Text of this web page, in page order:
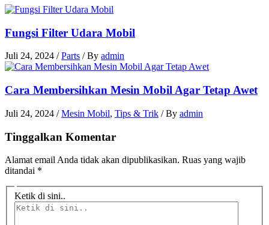
Fungsi Filter Udara Mobil
Juli 24, 2024 /Parts / By admin
Cara Membersihkan Mesin Mobil Agar Tetap Awet
Juli 24, 2024 /Mesin Mobil, Tips & Trik / By admin
Tinggalkan Komentar
Alamat email Anda tidak akan dipublikasikan. Ruas yang wajib
ditandai *
Ketik di sini..